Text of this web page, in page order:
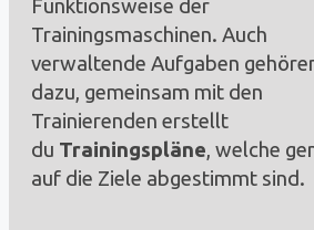
Funktionsweise der
Trainingsmaschinen. Auch
verwaltende Aufgaben
dazu, gemeinsam mit den
Trainierenden erstellt
du Trainingspläne, welche
auf die Ziele abgestimmt sind.